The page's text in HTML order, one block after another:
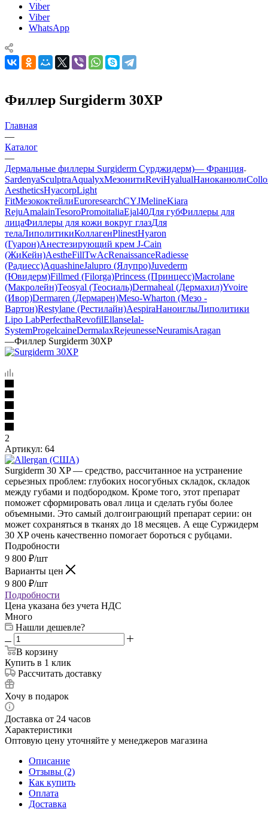
Viber
Viber
WhatsApp
Филлер Surgiderm 30XP
Главная
—
Каталог
—
Дермальные филлеры Surgiderm Сурджидерм)— Франция
SardenyaSculptraAqualyxМезонитиReviHyalualНаноканюли
AestheticsHyacorpLight
FitМезококтейлиEuroresearchCYJMelineKiara
RejuAmalainTesoroPromoitaliaEjal40Для губФиллеры для
лицаФиллеры для кожи вокруг глазДля
телаЛиполитикиКоллагенPlinestHyaron
(Гуарон)Анестезирующий крем J-Cain
(ЖиКейн)AestheFillTwAcRenaissanceRadiesse
(Радиесс)AquashineJalupro (Ялупро)Juvederm
(Ювидерм)Fillmed (Filorga)Princess (Принцесс)Macrolane
(Макролейн)Teosyal (Теосиаль)Dermaheal (Дермахил)Yvoire
(Ивор)Dermaren (Дермарен)Meso-Wharton (Мезо -
Вартон)Restylane (Рестилайн)AespiraНаноиглыЛиполитики
Lipo LabPerfecthaRevofilEllanseIal-
SystemProgelcaineDermalaxRejeunesseNeuramisAragan
—Филлер Surgiderm 30XP
2
Артикул: 64
Surgiderm 30 XP — средство, рассчитанное на устранение
серьезных проблем: глубоких носогубных складок, складок
между губами и подбородком. Кроме того, этот препарат
поможет сформировать овал лица и сделать губы более
объемными. Это самый долгоиграющий препарат серии: он
может сохраняться в тканях до 18 месяцев. А еще Суржидерм
30 XP очень качественно помогает бороться с рубцами.
Подробности
9 800 ₽/шт
Варианты цен
9 800 ₽/шт
Подробности
Цена указана без учета НДС
Много
Нашли дешевле?
В корзину
Купить в 1 клик
Рассчитать доставку
Хочу в подарок
Доставка от 24 часов
Характеристики
Оптовую цену уточняйте у менеджеров магазина
Описание
Отзывы (2)
Как купить
Оплата
Доставка